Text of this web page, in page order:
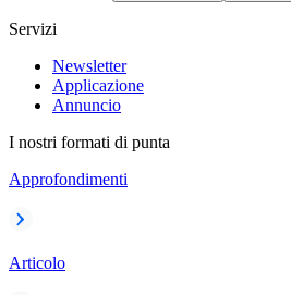
Servizi
Newsletter
Applicazione
Annuncio
I nostri formati di punta
Approfondimenti
Articolo